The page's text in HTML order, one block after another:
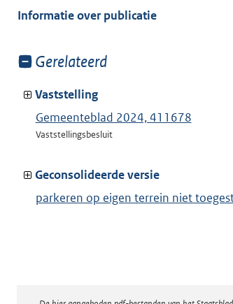
van:
Informatie over publicatie
Toon
van:
Gerelateerd
Vaststelling
Gemeenteblad 2024, 411678
Vaststellingsbesluit
Geconsolideerde versie
parkeren op eigen terrein niet